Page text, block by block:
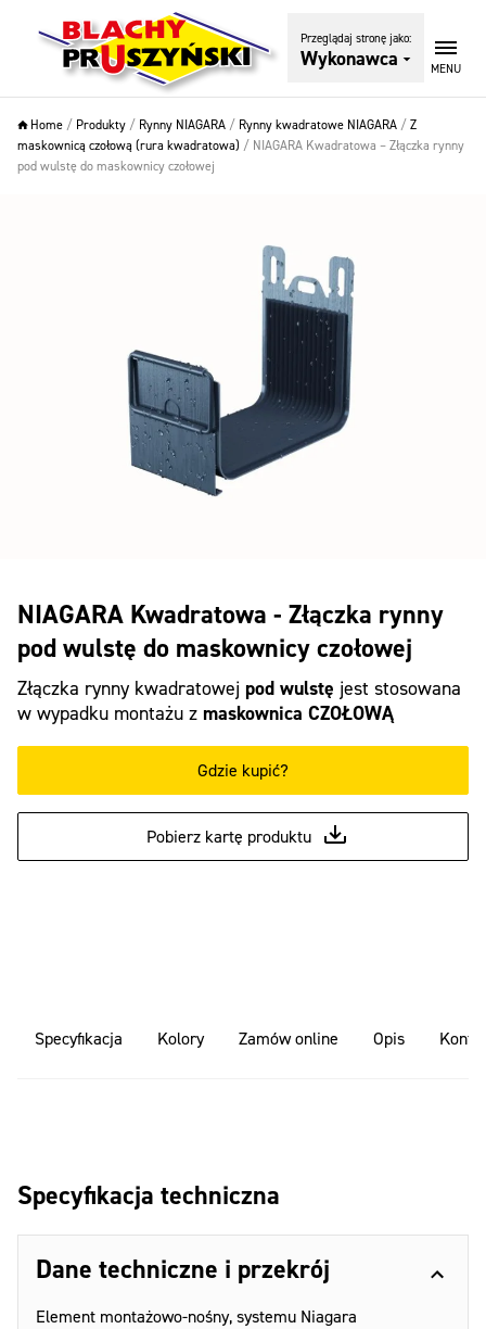
Przeglądaj stronę jako:
Wykonawca MENU
Home / Produkty / Rynny NIAGARA / Rynny kwadratowe NIAGARA /Z
maskownicą czołową (rura kwadratowa) / NIAGARA Kwadratowa – Złączka rynny
pod wulstę do maskownicy czołowej
NIAGARA Kwadratowa - Złączka rynny
pod wulstę do maskownicy czołowej
Złączka rynny kwadratowej pod wulstę jest stosowana
w wypadku montażu z maskownica CZOŁOWĄ
Gdzie kupić?
Pobierz kartę produktu
Specyfikacja Kolory Zamów online Opis
Specyfikacja techniczna
Dane techniczne i przekrój
Element montażowo-nośny, systemu Niagara